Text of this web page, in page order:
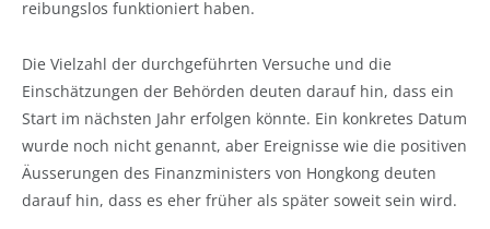
reibungslos funktioniert haben.
Die Vielzahl der durchgeführten Versuche und die
Einschätzungen der Behörden deuten darauf hin, dass ein
Start im nächsten Jahr erfolgen könnte. Ein konkretes Datum
wurde noch nicht genannt, aber Ereignisse wie die positiven
Äusserungen des Finanzministers von Hongkong deuten
darauf hin, dass es eher früher als später soweit sein wird.